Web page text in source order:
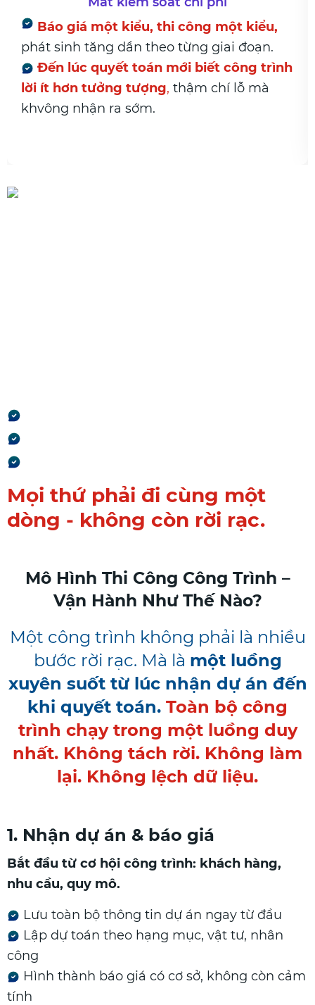
thi công một kiểu,
theo từng giai đoạn.
toán mới biết công trình
tượng,thậm chí lỗ mà
Xuất – nhập
giữa kho và
Hao hụt có
nguyên nhân
Mọi thứ phải đi cùng một
dòng - không còn rời rạc.
Mô Hình Thi Công Công Trình –
Vận Hành Như Thế Nào?
Một công trình không phải là nhiều
bước rời rạc. Mà là một luồng
xuyên suốt từ lúc nhận dự án đến
khi quyết toán. Toàn bộ công
trình chạy trong một luồng duy
nhất. Không tách rời. Không làm
lại. Không lệch dữ liệu.
1. Nhận dự án & báo giá
Bắt đầu từ cơ hội công trình: khách hàng,
nhu cầu, quy mô.
Lưu toàn bộ thông tin dự án ngay từ đầu
Lập dự toán theo hạng mục, vật tư, nhân
công
Hình thành báo giá có cơ sở, không còn cảm
tính